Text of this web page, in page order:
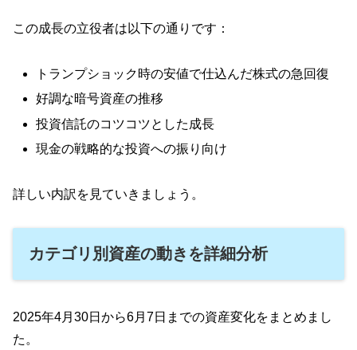
この成長の立役者は以下の通りです：
トランプショック時の安値で仕込んだ株式の急回復
好調な暗号資産の推移
投資信託のコツコツとした成長
現金の戦略的な投資への振り向け
詳しい内訳を見ていきましょう。
カテゴリ別資産の動きを詳細分析
2025年4月30日から6月7日までの資産変化をまとめまし
た。